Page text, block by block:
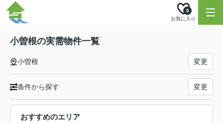
お気に入り
0
小曽根の実需物件一覧
小曽根 変更
条件から探す 変更
おすすめのエリア